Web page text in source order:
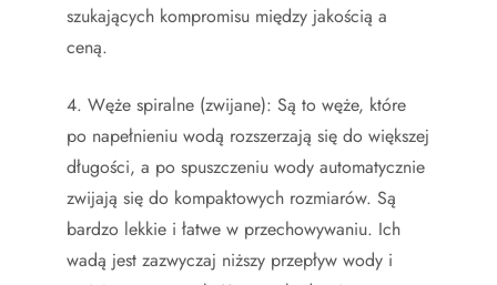
szukających kompromisu między jakością a
ceną.
4. Węże spiralne (zwijane): Są to węże, które
po napełnieniu wodą rozszerzają się do większej
długości, a po spuszczeniu wody automatycznie
zwijają się do kompaktowych rozmiarów. Są
bardzo lekkie i łatwe w przechowywaniu. Ich
wadą jest zazwyczaj niższy przepływ wody i